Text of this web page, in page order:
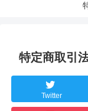
特定商取引
Twitter